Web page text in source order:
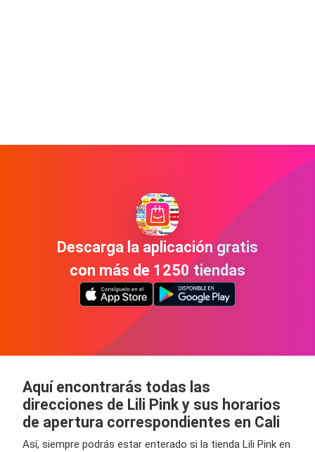
Descarga la aplicación gratis
con más de 1250 tiendas
Aquí encontrarás todas las
direcciones de Lili Pink y sus horarios
de apertura correspondientes en Cali
Así, siempre podrás estar enterado si la tienda Lili Pink en